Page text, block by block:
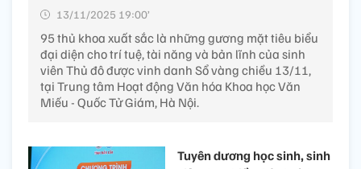
13/11/2025 19:00’
95 thủ khoa xuất sắc là những gương mặt tiêu biểu
đại diện cho trí tuệ, tài năng và bản lĩnh của sinh
viên Thủ đô được vinh danh Sổ vàng chiều 13/11,
tại Trung tâm Hoạt động Văn hóa Khoa học Văn
Miếu - Quốc Tử Giám, Hà Nội.
Tuyên dương học sinh, sinh